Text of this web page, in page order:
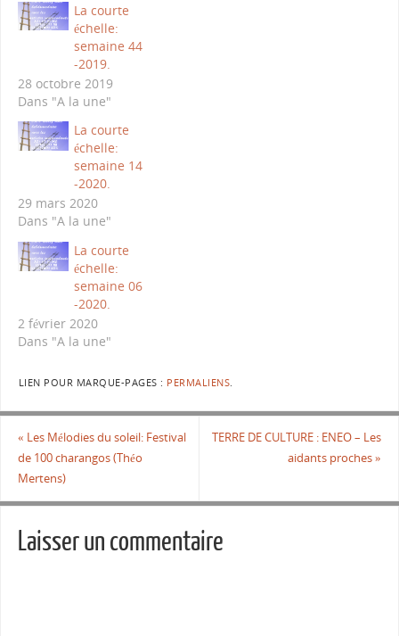
La courte
échelle:
semaine 44
-2019.
28 octobre 2019
Dans "A la une"
La courte
échelle:
semaine 14
-2020.
29 mars 2020
Dans "A la une"
La courte
échelle:
semaine 06
-2020.
2 février 2020
Dans "A la une"
LIEN POUR MARQUE-PAGES : PERMALIENS.
« Les Mélodies du soleil: Festival
de 100 charangos (Théo
Mertens)
TERRE DE CULTURE : ENEO – Les
aidants proches»
Laisser un commentaire